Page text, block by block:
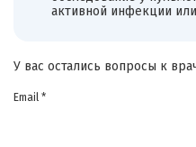
активной инфекции
У вас остались вопросы к
Email *